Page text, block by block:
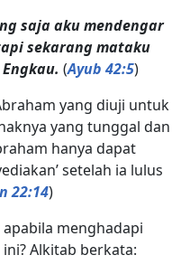
saja aku mendengar
sekarang mataku
(Ayub 42:5)
yang diuji untuk
yang tunggal dan
hanya dapat
setelah ia lulus
22:14)
menghadapi
Alkitab berkata: